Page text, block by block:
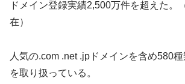
ドメイン登録実績2,500万件を超えた。
在）
人気の.com .net .jpドメインを含め580
を取り扱っている。